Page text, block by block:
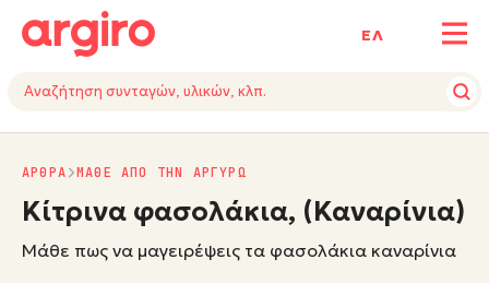
ΕΛ
ΑΡΘΡΑ ΜΑΘΕ ΑΠΟ ΤΗΝ ΑΡΓΥΡΩ
Κίτρινα φασολάκια, (Καναρίνια)
Μάθε πως να μαγειρέψεις τα φασολάκια καναρίνια